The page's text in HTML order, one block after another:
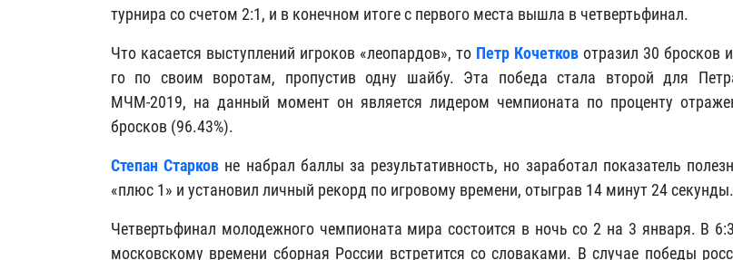
турнира со счетом 2:1, и в конечном итоге с первого места вышла в четвертьфинал.
Что касается выступлений игроков «леопардов», то Петр Кочетков отразил 30 бросков
го по своим воротам, пропустив одну шайбу. Эта победа стала второй для
МЧМ-2019, на данный момент он является лидером чемпионата по проценту
бросков (96.43%).
Степан Старков не набрал баллы за результативность, но заработал показатель
«плюс 1» и установил личный рекорд по игровому времени, отыграв 14 минут 24 секунды.
Четвертьфинал молодежного чемпионата мира состоится в ночь со 2 на 3 января. В
московскому времени сборная России встретится со словаками. В случае победы